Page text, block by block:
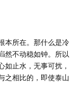
本所在。那什么是冷
然不动稳如钟。所以
止水，无事可扰，
之相比的，即使泰山